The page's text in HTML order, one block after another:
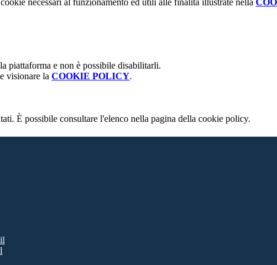
necessari al funzionamento ed utili alle finalità illustrate nella
piattaforma e non è possibile disabilitarli.
visionare la COOKIE POLICY.
È possibile consultare l'elenco nella pagina della cookie policy.